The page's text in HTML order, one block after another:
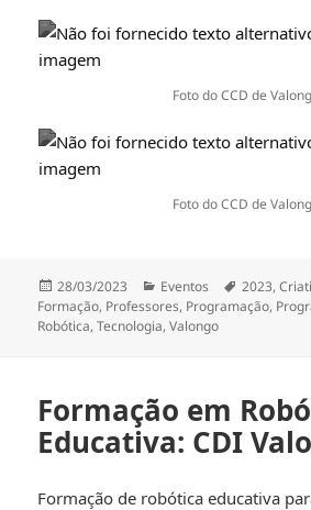
Foto do CCD de
Foto do CCD de
Publicado
a
28/03/2023 Categorias
Eventos Etiquetas
2023,
Formação, Professores, Programação,
Robótica,Tecnologia,Valongo
Formação em
Educativa: CDI
Formação de robótica educativa